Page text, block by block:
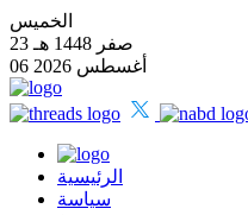
الخميس
23 صفر 1448 هـ
06 أغسطس 2026
الرئيسية
سياسة